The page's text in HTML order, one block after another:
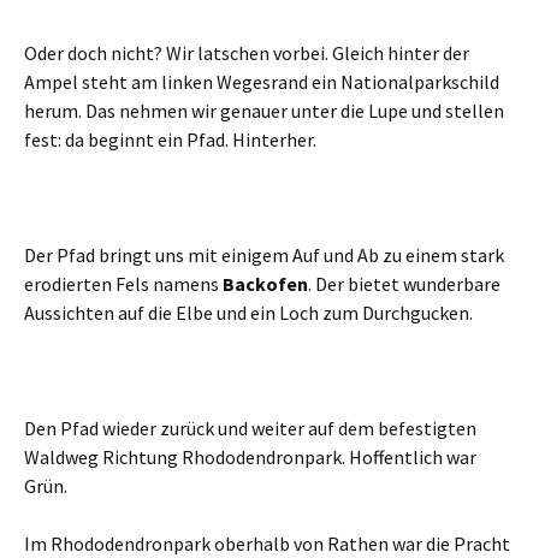
Oder doch nicht? Wir latschen vorbei. Gleich hinter der
Ampel steht am linken Wegesrand ein Nationalparkschild
herum. Das nehmen wir genauer unter die Lupe und stellen
fest: da beginnt ein Pfad. Hinterher.
Der Pfad bringt uns mit einigem Auf und Ab zu einem stark
erodierten Fels namens Backofen. Der bietet wunderbare
Aussichten auf die Elbe und ein Loch zum Durchgucken.
Den Pfad wieder zurück und weiter auf dem befestigten
Waldweg Richtung Rhododendronpark. Hoffentlich war
Grün.
Im Rhododendronpark oberhalb von Rathen war die Pracht